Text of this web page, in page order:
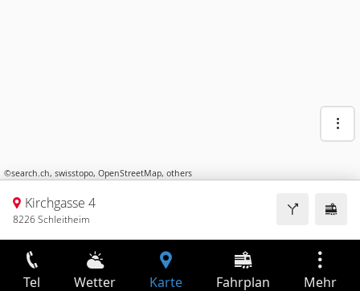
©search.ch, swisstopo, OpenStreetMap, others
Kirchgasse 4
8226 Schleitheim
Tel Wetter Karte Fahrplan Mehr